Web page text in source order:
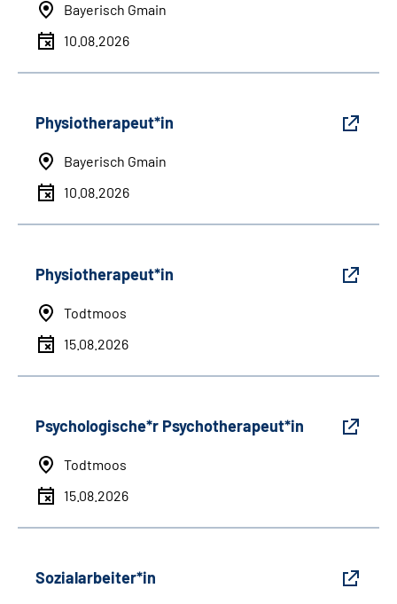
Bayerisch Gmain
10.08.2026
Physiotherapeut*in
Bayerisch Gmain
10.08.2026
Physiotherapeut*in
Todtmoos
15.08.2026
Psychologische*r Psychotherapeut*in
Todtmoos
15.08.2026
Sozialarbeiter*in